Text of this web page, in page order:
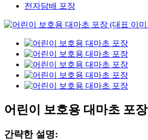
전자담배 포장
어린이 보호용 대마초 포장
간략한 설명: